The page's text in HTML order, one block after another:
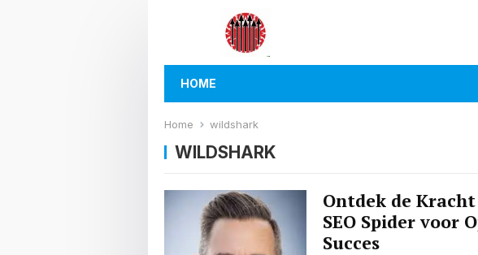
HOME
Home wildshark
WILDSHARK
Ontdek de
SEO Spider voor
Succes